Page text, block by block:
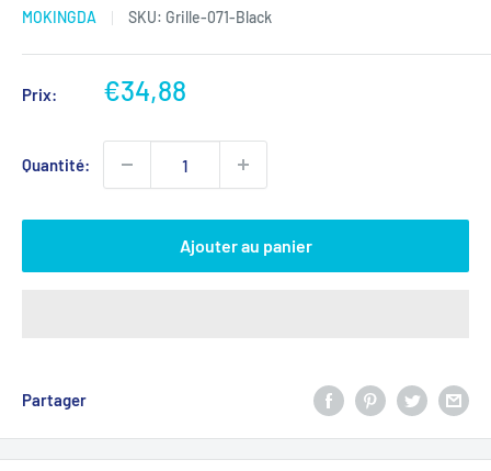
MOKINGDA SKU: Grille-071-Black
Prix:
Prix
€34,88
Quantité:
Ajouter au panier
Partager